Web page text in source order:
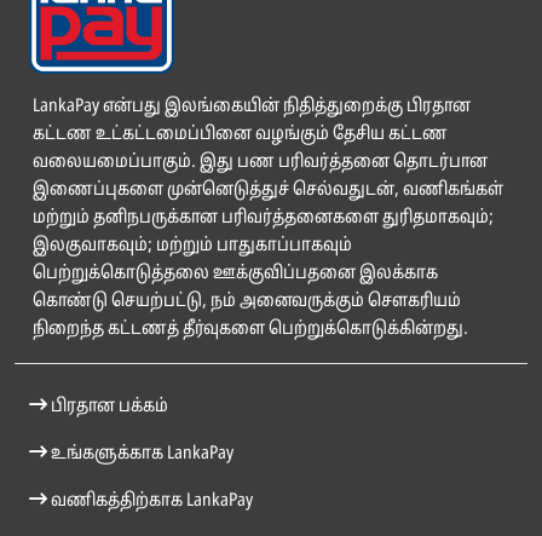
LankaPay என்பது இலங்கையின் நிதித்துறைக்கு பிரதான
கட்டண உட்கட்டமைப்பினை வழங்கும் தேசிய கட்டண
வலையமைப்பாகும். இது பண பரிவர்த்தனை தொடர்பான
இணைப்புகளை முன்னெடுத்துச் செல்வதுடன், வணிகங்கள்
மற்றும் தனிநபருக்கான பரிவர்த்தனைகளை துரிதமாகவும்;
இலகுவாகவும்; மற்றும் பாதுகாப்பாகவும்
பெற்றுக்கொடுத்தலை ஊக்குவிப்பதனை இலக்காக
கொண்டு செயற்பட்டு, நம் அனைவருக்கும் சௌகரியம்
நிறைந்த கட்டணத் தீர்வுகளை பெற்றுக்கொடுக்கின்றது.
பிரதான பக்கம்
உங்களுக்காக LankaPay
வணிகத்திற்காக LankaPay